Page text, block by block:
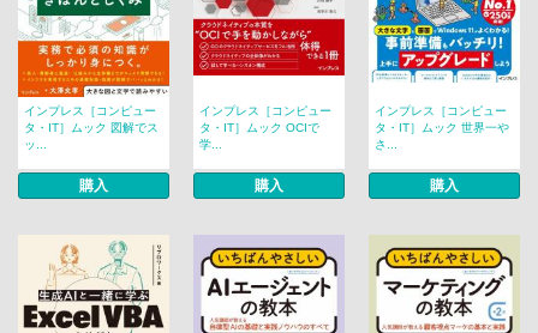
インプレス［コンピュー
タ・IT］ムック 図解でス
ッ...
購入
インプレス［コンピュー
タ・IT］ムック OCIで
学...
購入
インプレス［コンピュー
タ・IT］ムック 世界一や
さ...
購入